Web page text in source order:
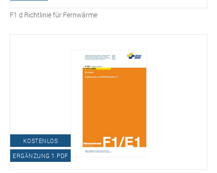
F1 d Richtlinie für Fernwärme
KOSTENLOS
ERGÄNZUNG 1 PDF